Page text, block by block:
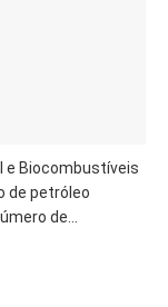
e Biocombustíveis
de petróleo
de...